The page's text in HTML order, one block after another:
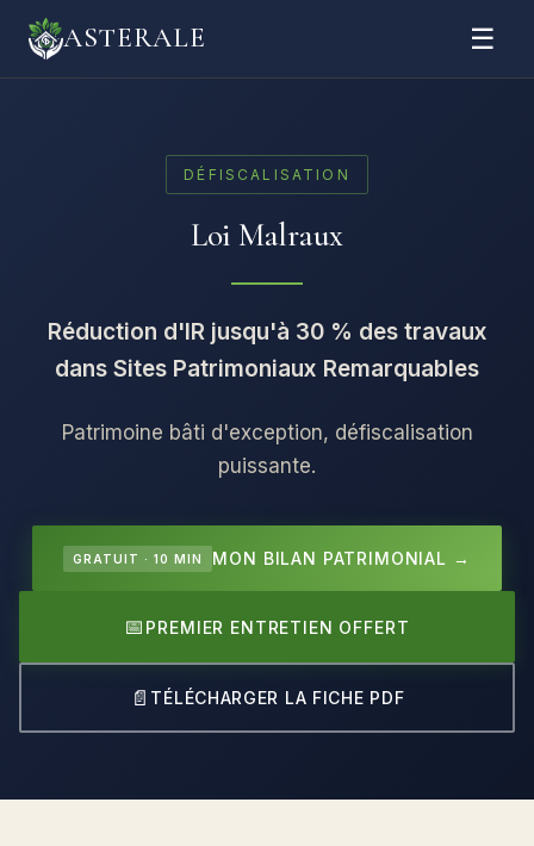
ASTERALE ☰
DÉFISCALISATION
Loi Malraux
Réduction d'IR jusqu'à 30 % des travaux
dans Sites Patrimoniaux Remarquables
Patrimoine bâti d'exception, défiscalisation
puissante.
GRATUIT · 10 MIN MON BILAN PATRIMONIAL →
📅 PREMIER ENTRETIEN OFFERT
📄 TÉLÉCHARGER LA FICHE PDF